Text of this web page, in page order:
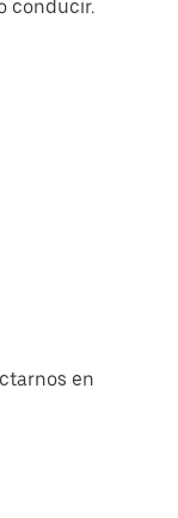
conducir.
en